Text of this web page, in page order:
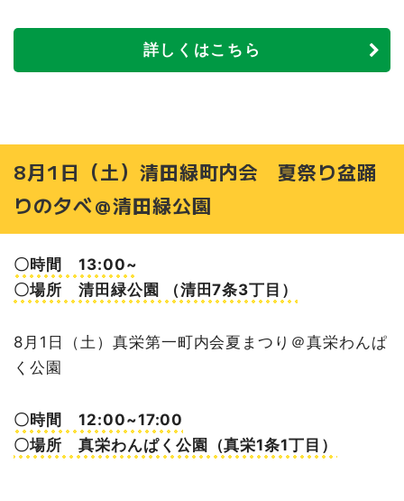
詳しくはこちら
8月1日（土）清田緑町内会 夏祭り盆踊
りの夕べ＠清田緑公園
〇時間 13:00~
〇場所 清田緑公園 （清田7条3丁目）
8月1日（土）真栄第一町内会夏まつり＠真栄わんぱ
く公園
〇時間 12:00~17:00
〇場所 真栄わんぱく公園（真栄1条1丁目）